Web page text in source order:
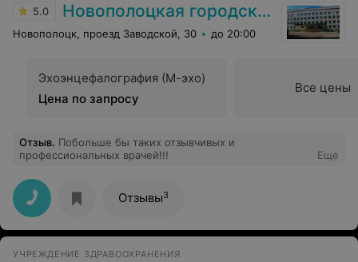
5.0 Новополоцкая городская поликлиника №4
Новополоцк, проезд Заводской, 30 до 20:00
Эхоэнцефалография (М-эхо)
Цена по запросу
Все цены
Отзыв. Побольше бы таких отзывчивых и
профессиональных врачей!!!
Еще
Отзывы3
УЧРЕЖДЕНИЕ ЗДРАВООХРАНЕНИЯ